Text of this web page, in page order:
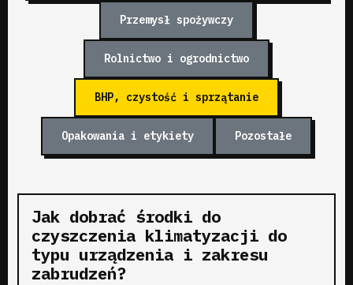
Przemysł spożywczy
Rolnictwo i ogrodnictwo
BHP, czystość i sprzątanie
Opakowania i etykiety Pozostałe
Jak dobrać środki do
czyszczenia klimatyzacji do
typu urządzenia i zakresu
zabrudzeń?